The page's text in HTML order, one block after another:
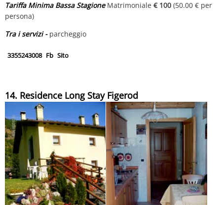
Tariffa Minima Bassa StagioneMatrimoniale € 100 (50.00 € per
persona)
Tra i servizi - parcheggio
3355243008 Fb Sito
14. Residence Long Stay Figerod